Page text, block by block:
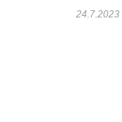
24.7.2023